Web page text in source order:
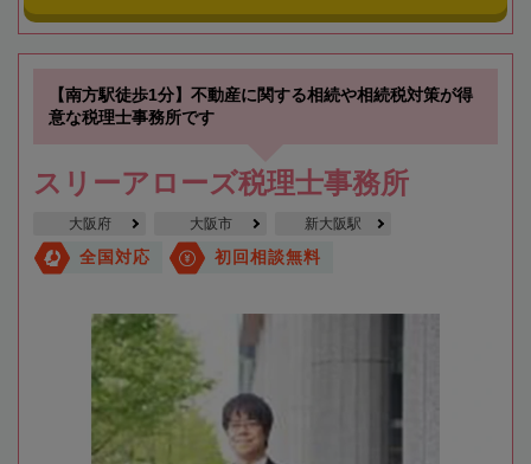
【南方駅徒歩1分】不動産に関する相続や相続税対策が得
意な税理士事務所です
スリーアローズ税理士事務所
大阪府 大阪市 新大阪駅
全国対応 初回相談無料